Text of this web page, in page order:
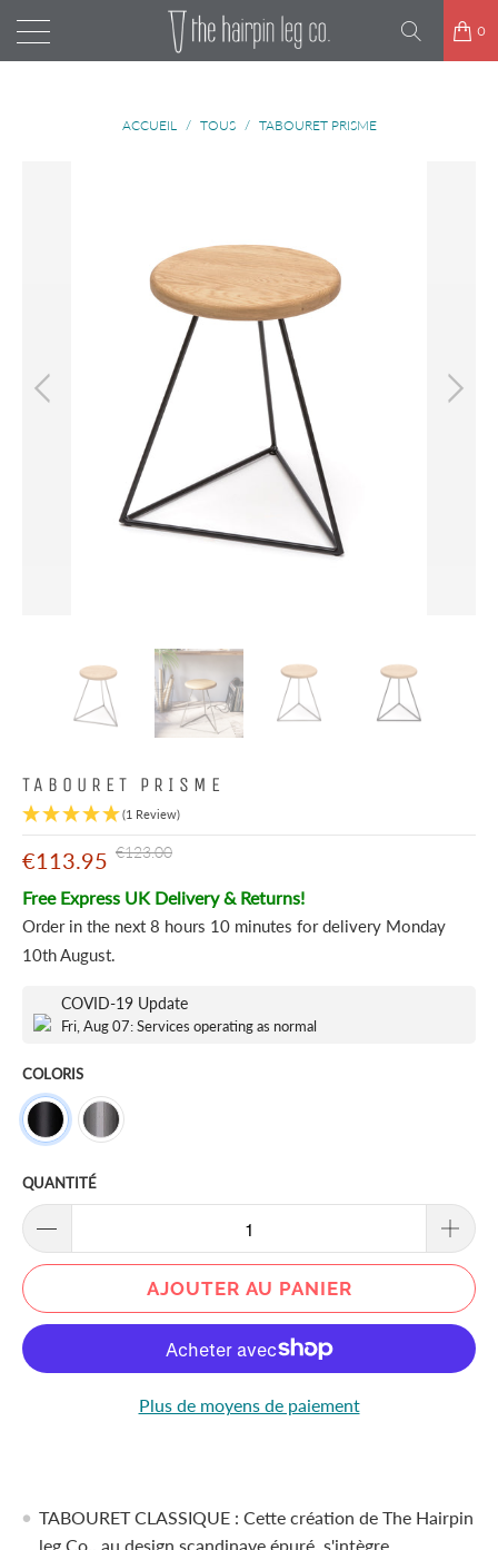
0
ACCUEIL / TOUS / TABOURET PRISME
TABOURET PRISME
(1 Review)
€113.95 €123.00
Free Express UK Delivery & Returns!
Order in the next 8 hours 10 minutes for delivery Monday
10th August.
COVID-19 Update
Fri, Aug 07: Services operating as normal
COLORIS
QUANTITÉ
AJOUTER AU PANIER
Plus de moyens de paiement
TABOURET CLASSIQUE : Cette création de The Hairpin
leg Co., au design scandinave épuré, s'intègre